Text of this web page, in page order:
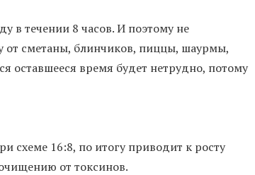
в течении 8 часов. И поэтому не
от сметаны, блинчиков, пиццы, шаурмы,
оставшееся время будет нетрудно, потому
схеме 16:8, по итогу приводит к росту
от токсинов.